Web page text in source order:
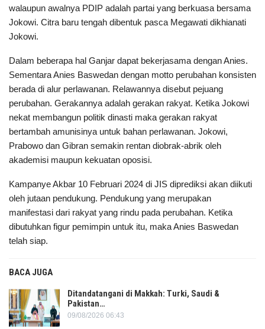
walaupun awalnya PDIP adalah partai yang berkuasa bersama
Jokowi. Citra baru tengah dibentuk pasca Megawati dikhianati
Jokowi.
Dalam beberapa hal Ganjar dapat bekerjasama dengan Anies.
Sementara Anies Baswedan dengan motto perubahan konsisten
berada di alur perlawanan. Relawannya disebut pejuang
perubahan. Gerakannya adalah gerakan rakyat. Ketika Jokowi
nekat membangun politik dinasti maka gerakan rakyat
bertambah amunisinya untuk bahan perlawanan. Jokowi,
Prabowo dan Gibran semakin rentan diobrak-abrik oleh
akademisi maupun kekuatan oposisi.
Kampanye Akbar 10 Februari 2024 di JIS diprediksi akan diikuti
oleh jutaan pendukung. Pendukung yang merupakan
manifestasi dari rakyat yang rindu pada perubahan. Ketika
dibutuhkan figur pemimpin untuk itu, maka Anies Baswedan
telah siap.
BACA JUGA
Ditandatangani di Makkah: Turki, Saudi &
Pakistan…
09/08/2026 06:43